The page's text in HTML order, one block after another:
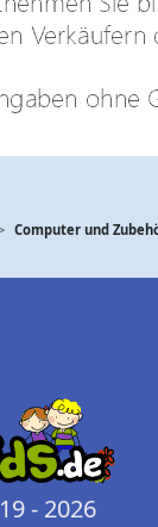
Computer und
- 2026